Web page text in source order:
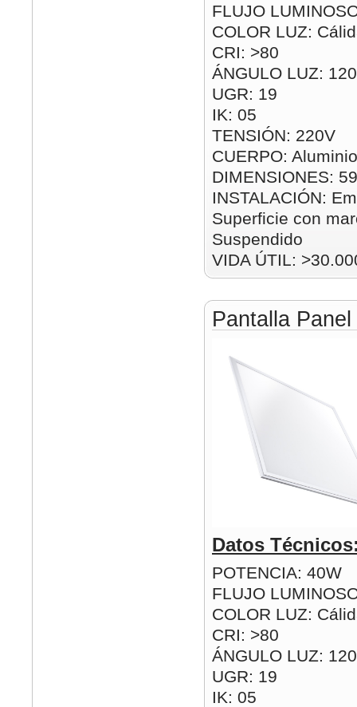
FLUJO
COLOR LUZ:
CRI: >80
ÁNGULO LUZ:
UGR: 19
IK: 05
TENSIÓN: 220V
CUERPO:
DIMENSIONES:
INSTALACIÓN:
Superficie con
Suspendido
VIDA ÚTIL:
Pantalla
Datos
POTENCIA: 40W
FLUJO
COLOR LUZ:
CRI: >80
ÁNGULO LUZ:
UGR: 19
IK: 05